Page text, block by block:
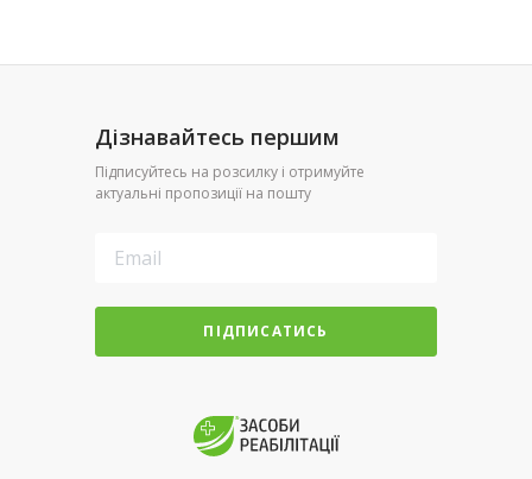
Дізнавайтесь першим
Підписуйтесь на розсилку і отримуйте
актуальні пропозиції на пошту
ПІДПИСАТИСЬ